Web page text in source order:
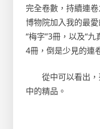
完全卷數，持續連
博物院加入我的最愛
“梅字”3冊，以及“
4冊，倒是少見的連
從中可以看出
中的精品。